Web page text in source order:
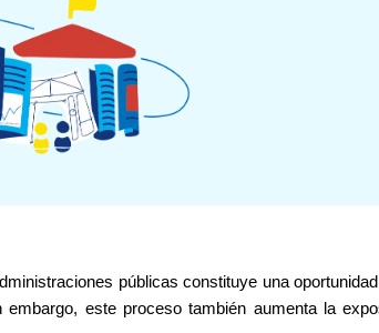
públicas constituye una
embargo, este proceso también aumenta la